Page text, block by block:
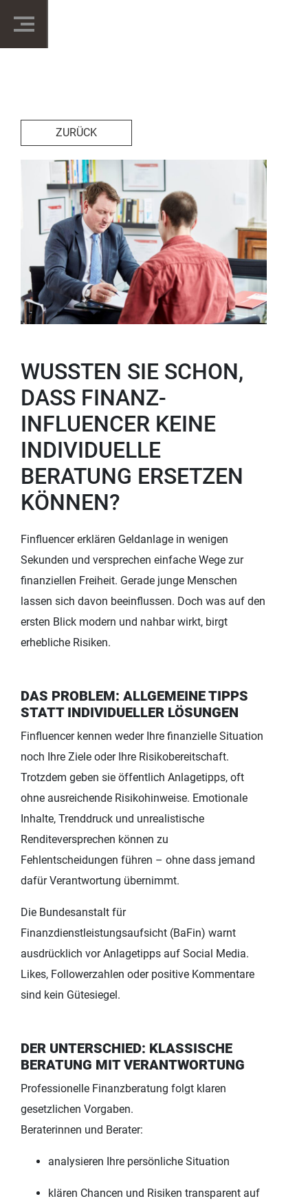
ZURÜCK
WUSSTEN SIE SCHON,
DASS FINANZ-
INFLUENCER KEINE
INDIVIDUELLE
BERATUNG ERSETZEN
KÖNNEN?
Finfluencer erklären Geldanlage in wenigen
Sekunden und versprechen einfache Wege zur
finanziellen Freiheit. Gerade junge Menschen
lassen sich davon beeinflussen. Doch was auf den
ersten Blick modern und nahbar wirkt, birgt
erhebliche Risiken.
DAS PROBLEM: ALLGEMEINE TIPPS
STATT INDIVIDUELLER LÖSUNGEN
Finfluencer kennen weder Ihre finanzielle Situation
noch Ihre Ziele oder Ihre Risikobereitschaft.
Trotzdem geben sie öffentlich Anlagetipps, oft
ohne ausreichende Risikohinweise. Emotionale
Inhalte, Trenddruck und unrealistische
Renditeversprechen können zu
Fehlentscheidungen führen – ohne dass jemand
dafür Verantwortung übernimmt.
Die Bundesanstalt für
Finanzdienstleistungsaufsicht (BaFin) warnt
ausdrücklich vor Anlagetipps auf Social Media.
Likes, Followerzahlen oder positive Kommentare
sind kein Gütesiegel.
DER UNTERSCHIED: KLASSISCHE
BERATUNG MIT VERANTWORTUNG
Professionelle Finanzberatung folgt klaren
gesetzlichen Vorgaben.
Beraterinnen und Berater:
analysieren Ihre persönliche Situation
klären Chancen und Risiken transparent auf